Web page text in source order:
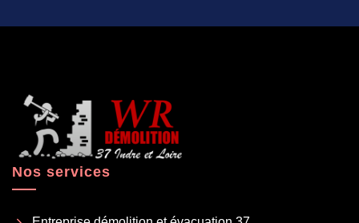
Nos services